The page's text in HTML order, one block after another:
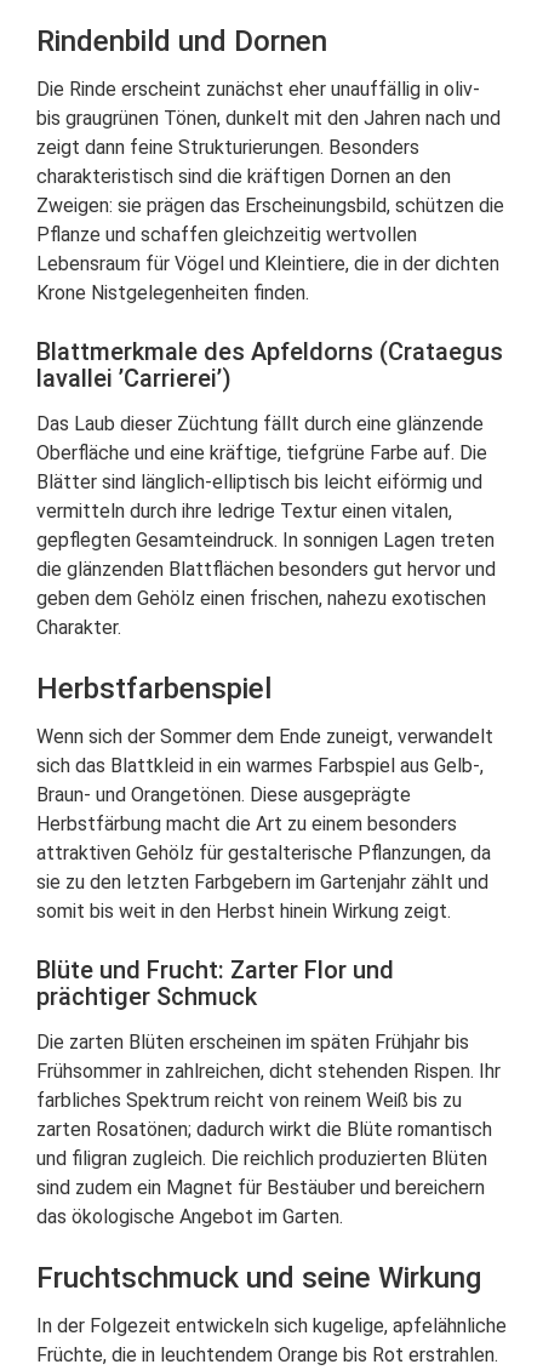
Rindenbild und Dornen
Die Rinde erscheint zunächst eher unauffällig in oliv-
bis graugrünen Tönen, dunkelt mit den Jahren nach und
zeigt dann feine Strukturierungen. Besonders
charakteristisch sind die kräftigen Dornen an den
Zweigen: sie prägen das Erscheinungsbild, schützen die
Pflanze und schaffen gleichzeitig wertvollen
Lebensraum für Vögel und Kleintiere, die in der dichten
Krone Nistgelegenheiten finden.
Blattmerkmale des Apfeldorns (Crataegus
lavallei ’Carrierei’)
Das Laub dieser Züchtung fällt durch eine glänzende
Oberfläche und eine kräftige, tiefgrüne Farbe auf. Die
Blätter sind länglich-elliptisch bis leicht eiförmig und
vermitteln durch ihre ledrige Textur einen vitalen,
gepflegten Gesamteindruck. In sonnigen Lagen treten
die glänzenden Blattflächen besonders gut hervor und
geben dem Gehölz einen frischen, nahezu exotischen
Charakter.
Herbstfarbenspiel
Wenn sich der Sommer dem Ende zuneigt, verwandelt
sich das Blattkleid in ein warmes Farbspiel aus Gelb-,
Braun- und Orangetönen. Diese ausgeprägte
Herbstfärbung macht die Art zu einem besonders
attraktiven Gehölz für gestalterische Pflanzungen, da
sie zu den letzten Farbgebern im Gartenjahr zählt und
somit bis weit in den Herbst hinein Wirkung zeigt.
Blüte und Frucht: Zarter Flor und
prächtiger Schmuck
Die zarten Blüten erscheinen im späten Frühjahr bis
Frühsommer in zahlreichen, dicht stehenden Rispen. Ihr
farbliches Spektrum reicht von reinem Weiß bis zu
zarten Rosatönen; dadurch wirkt die Blüte romantisch
und filigran zugleich. Die reichlich produzierten Blüten
sind zudem ein Magnet für Bestäuber und bereichern
das ökologische Angebot im Garten.
Fruchtschmuck und seine Wirkung
In der Folgezeit entwickeln sich kugelige, apfelähnliche
Früchte, die in leuchtendem Orange bis Rot erstrahlen.